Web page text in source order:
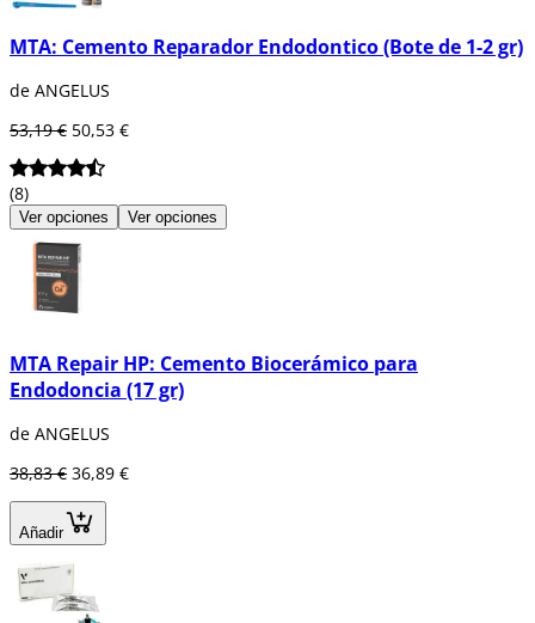
MTA: Cemento Reparador Endodontico (Bote de 1-2 gr)
de ANGELUS
53,19 € 50,53 €
(8)
Ver opciones Ver opciones
MTA Repair HP: Cemento Biocerámico para
Endodoncia (17 gr)
de ANGELUS
38,83 € 36,89 €
Añadir